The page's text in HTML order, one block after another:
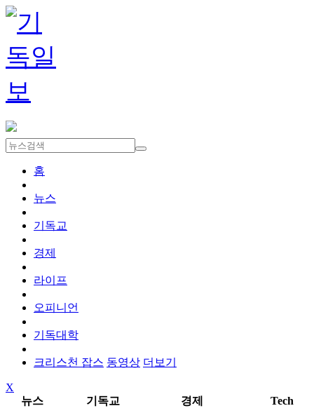
홈
뉴스
기독교
경제
라이프
오피니언
기독대학
크리스천 잡스 동영상 더보기
X
뉴스
기독교 경제 Tech